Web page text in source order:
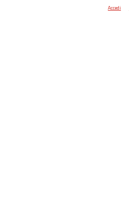
Accedi